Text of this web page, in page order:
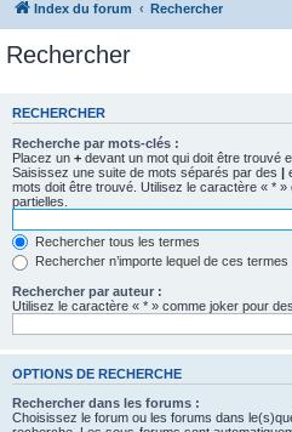
Index du forum Rechercher
Rechercher
RECHERCHER
Recherche par mots-clés :
Placez un + devant un mot qui doit être trouvé
Saisissez une suite de mots séparés par des |
mots doit être trouvé. Utilisez le caractère « *
partielles.
Rechercher tous les termes
Rechercher n’importe lequel de ces termes
Rechercher par auteur :
Utilisez le caractère « * » comme joker pour
OPTIONS DE RECHERCHE
Rechercher dans les forums :
Choisissez le forum ou les forums dans